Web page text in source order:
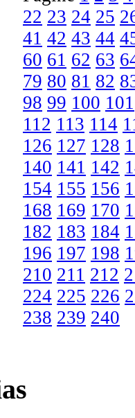
22 23 24 25
41 42 43 44
60 61 62 63
79 80 81 82
98 99 100 101
112 113 114
126 127 128
140 141 142
154 155 156
168 169 170
182 183 184
196 197 198
210 211 212
224 225 226
238 239 240